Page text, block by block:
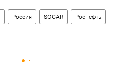
Россия SOCAR Роснефть